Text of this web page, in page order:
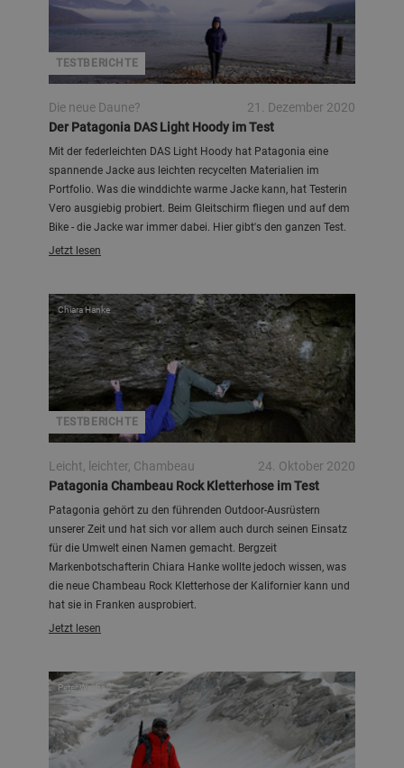
TESTBERICHTE
Die neue Daune?
21. Dezember 2020
Der Patagonia DAS Light Hoody im Test
Mit der federleichten DAS Light Hoody hat Patagonia eine
spannende Jacke aus leichten recycelten Materialien im
Portfolio. Was die winddichte warme Jacke kann, hat Testerin
Vero ausgiebig probiert. Beim Gleitschirm fliegen und auf dem
Bike - die Jacke war immer dabei. Hier gibt's den ganzen Test.
Jetzt lesen
TESTBERICHTE
Chiara Hanke
Leicht, leichter, Chambeau
24. Oktober 2020
Patagonia Chambeau Rock Kletterhose im Test
Patagonia gehört zu den führenden Outdoor-Ausrüstern
unserer Zeit und hat sich vor allem auch durch seinen Einsatz
für die Umwelt einen Namen gemacht. Bergzeit
Markenbotschafterin Chiara Hanke wollte jedoch wissen, was
die neue Chambeau Rock Kletterhose der Kalifornier kann und
hat sie in Franken ausprobiert.
Jetzt lesen
Peter Worbs